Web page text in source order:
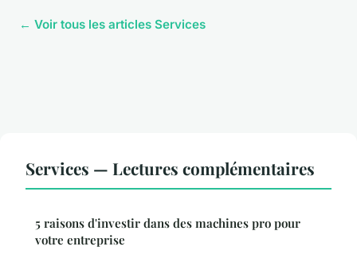
← Voir tous les articles Services
Services — Lectures complémentaires
5 raisons d'investir dans des machines pro pour
votre entreprise